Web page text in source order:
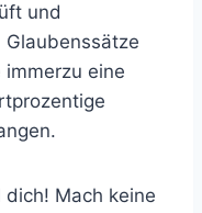
und
eine
Mach keine